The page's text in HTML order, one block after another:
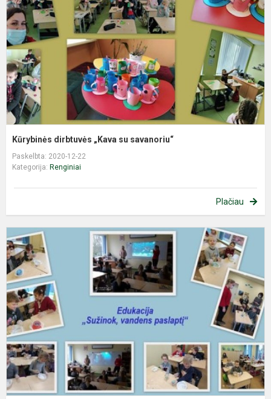
Kūrybinės dirbtuvės „Kava su savanoriu“
Paskelbta: 2020-12-22
Kategorija: Renginiai
Plačiau